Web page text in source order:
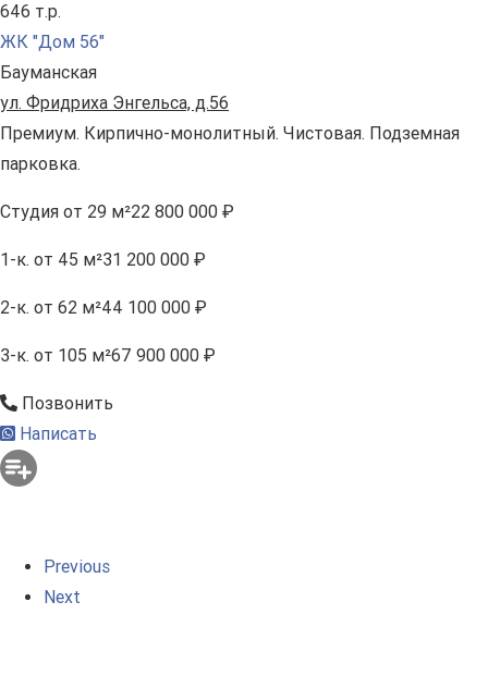
646 т.р.
ЖК "Дом 56"
Бауманская
ул. Фридриха Энгельса, д.56
Премиум. Кирпично-монолитный. Чистовая. Подземная
парковка.
Студия от 29 м²22 800 000 ₽
1-к. от 45 м²31 200 000 ₽
2-к. от 62 м²44 100 000 ₽
3-к. от 105 м²67 900 000 ₽
Позвонить
Написать
Previous
Next